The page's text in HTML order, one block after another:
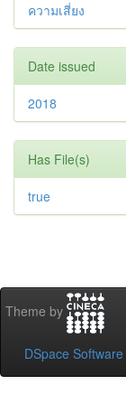
ความเสี่ยง
Date issued
2018
Has File(s)
true
Theme by
DSpace Software